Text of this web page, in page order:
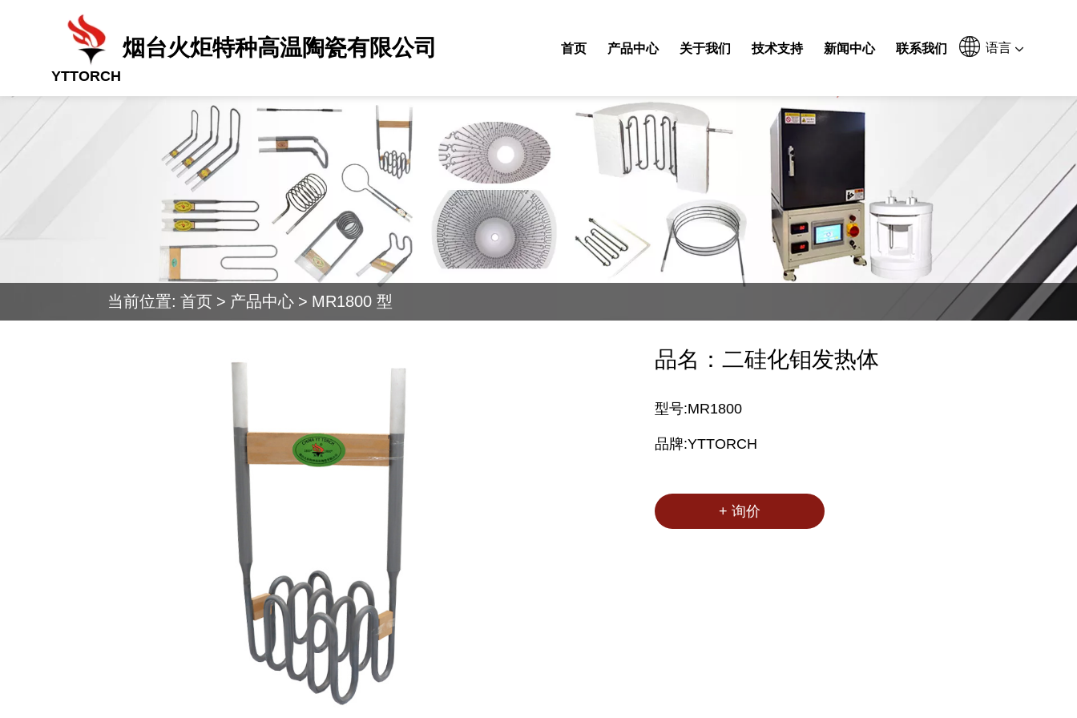
YTTORCH
烟台火炬特种高温陶瓷有限公司 首页 产品中心 关于我们 技术支持 新闻中心 联系我们 语言
当前位置: 首页 > 产品中心 > MR1800 型
品名：二硅化钼发热体
型号:MR1800
品牌:YTTORCH
+ 询价